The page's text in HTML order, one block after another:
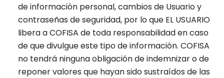
de información personal, cambios de Usuario y
contraseñas de seguridad, por lo que EL USUARIO
libera a COFISA de toda responsabilidad en caso
de que divulgue este tipo de información. COFISA
no tendrá ninguna obligación de indemnizar o de
reponer valores que hayan sido sustraídos de las